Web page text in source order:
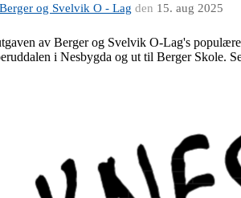
Berger og Svelvik O - Lag den 15. aug 2025
av Berger og Svelvik O-Lag's
i Nesbygda og ut til Berger Skole.